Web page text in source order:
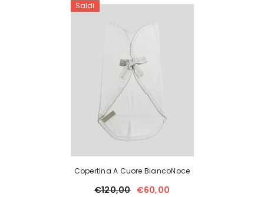
Saldi
Copertina A Cuore BiancoNoce
€120,00 €60,00